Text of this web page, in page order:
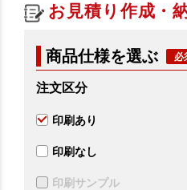
お見積り作成・
商品仕様を選ぶ
注文区分
印刷あり
印刷なし
印刷サンプル